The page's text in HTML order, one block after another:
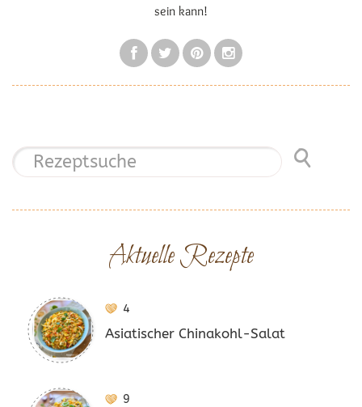
sein kann!
Aktuelle Rezepte
4
Asiatischer Chinakohl-Salat
9